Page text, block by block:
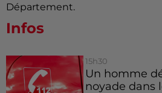
Département.
Infos
15h30
Un homme
noyade dans